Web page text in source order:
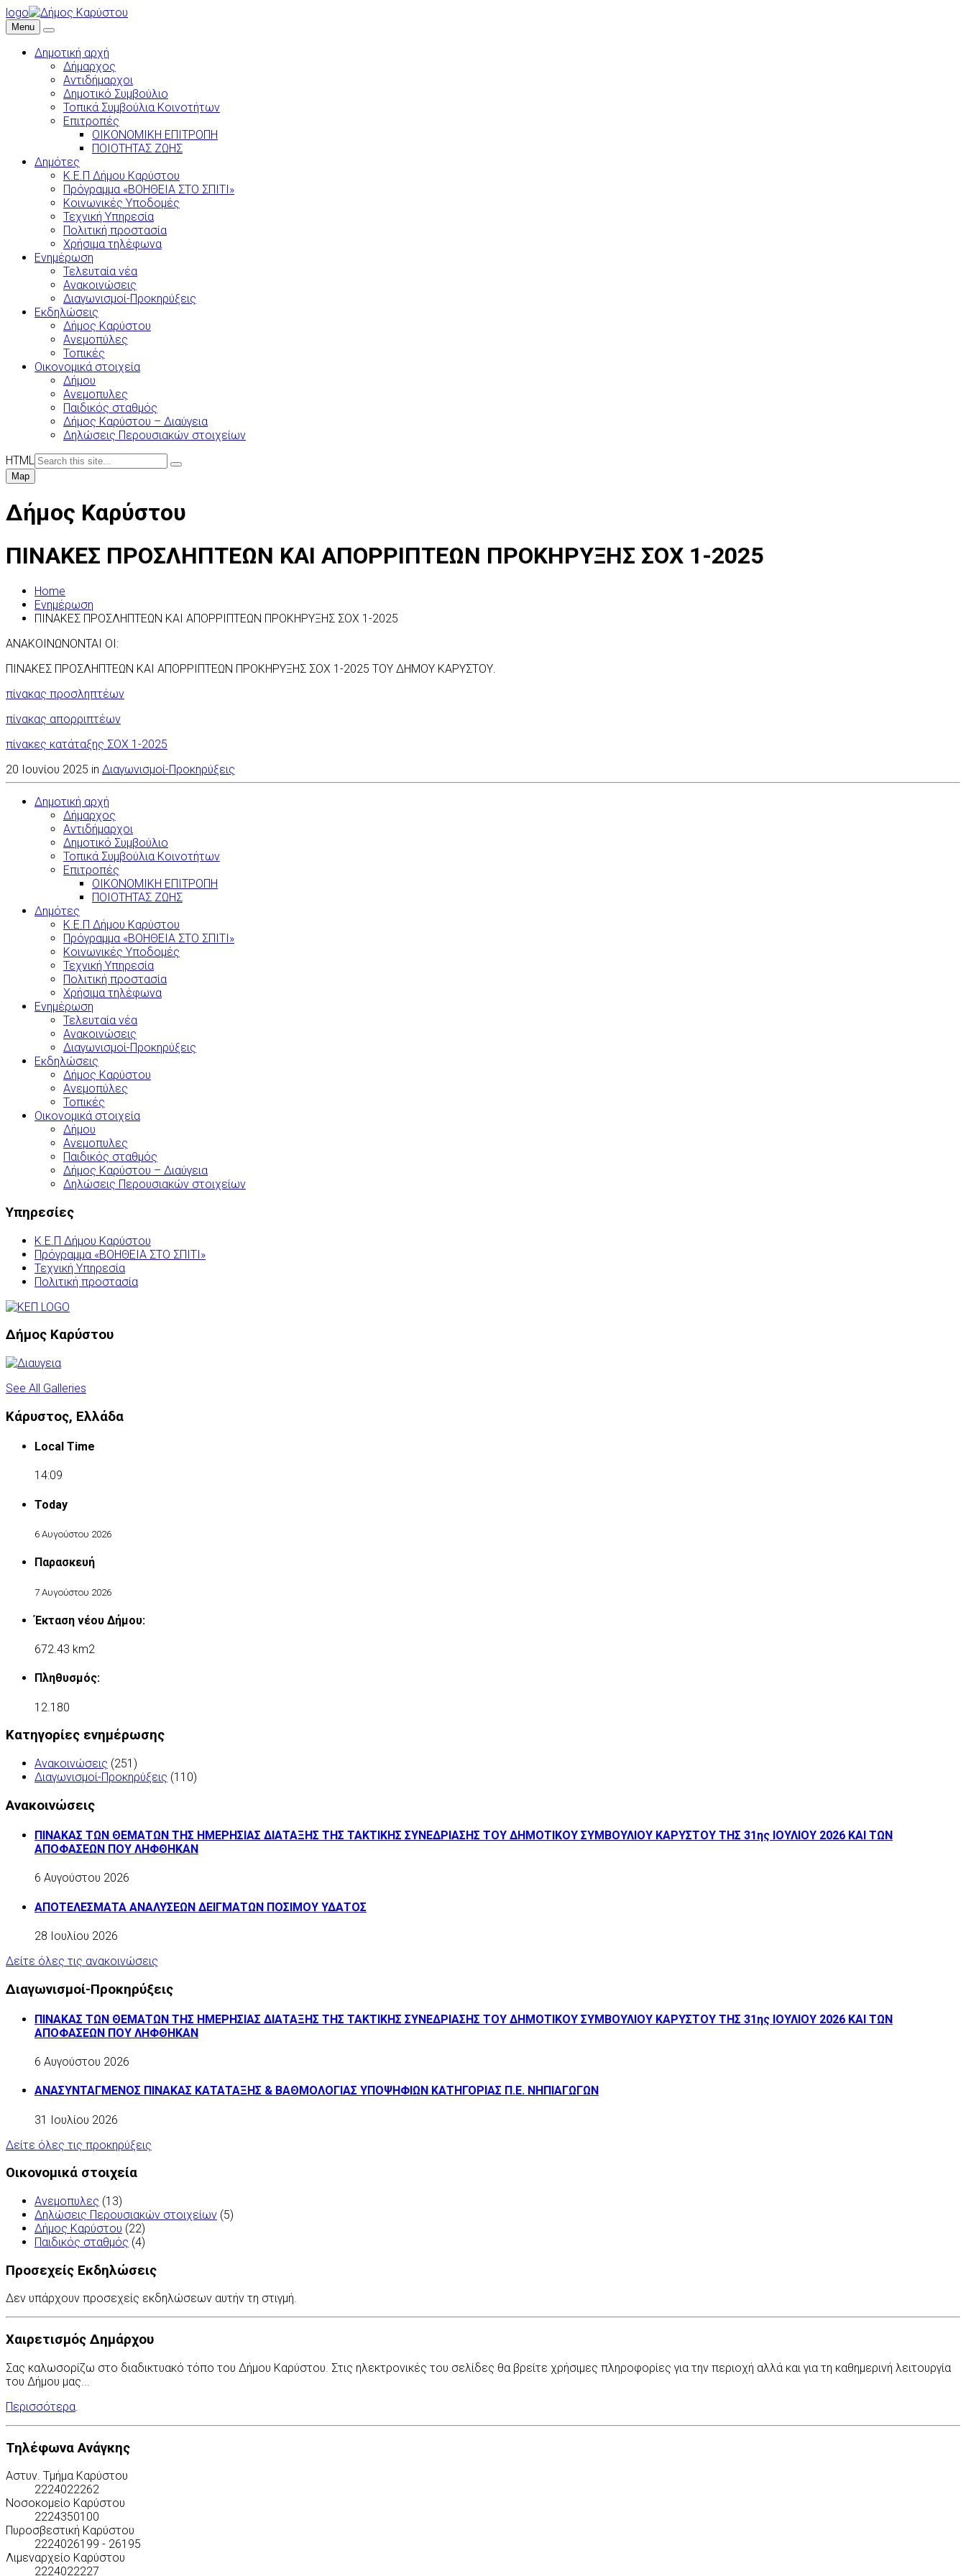
logo
Menu
Δημοτική αρχή
Δήμαρχος
Αντιδήμαρχοι
Δημοτικό Συμβούλιο
Τοπικά Συμβούλια Κοινοτήτων
Επιτροπές
ΟΙΚΟΝΟΜΙΚΗ ΕΠΙΤΡΟΠΗ
ΠΟΙΟΤΗΤΑΣ ΖΩΗΣ
Δημότες
Κ.Ε.Π Δήμου Καρύστου
Πρόγραμμα «ΒΟΗΘΕΙΑ ΣΤΟ ΣΠΙΤΙ»
Κοινωνικές Υποδομές
Τεχνική Υπηρεσία
Πολιτική προστασία
Χρήσιμα τηλέφωνα
Ενημέρωση
Τελευταία νέα
Ανακοινώσεις
Διαγωνισμοί-Προκηρύξεις
Εκδηλώσεις
Δήμος Καρύστου
Ανεμοπύλες
Τοπικές
Οικονομικά στοιχεία
Δήμου
Ανεμοπυλες
Παιδικός σταθμός
Δήμος Καρύστου – Διαύγεια
Δηλώσεις Περουσιακών στοιχείων
HTML
Map
Δήμος Καρύστου
ΠΙΝΑΚΕΣ ΠΡΟΣΛΗΠΤΕΩΝ ΚΑΙ ΑΠΟΡΡΙΠΤΕΩΝ ΠΡΟΚΗΡΥΞΗΣ ΣΟΧ 1-2025
Home
Ενημέρωση
ΠΙΝΑΚΕΣ ΠΡΟΣΛΗΠΤΕΩΝ ΚΑΙ ΑΠΟΡΡΙΠΤΕΩΝ ΠΡΟΚΗΡΥΞΗΣ ΣΟΧ 1-2025
ΑΝΑΚΟΙΝΩΝΟΝΤΑΙ ΟΙ:
ΠΙΝΑΚΕΣ ΠΡΟΣΛΗΠΤΕΩΝ ΚΑΙ ΑΠΟΡΡΙΠΤΕΩΝ ΠΡΟΚΗΡΥΞΗΣ ΣΟΧ 1-2025 ΤΟΥ ΔΗΜΟΥ ΚΑΡΥΣΤΟΥ.
πίνακας προσληπτέων
πίνακας απορριπτέων
πίνακες κατάταξης ΣΟΧ 1-2025
20 Ιουνίου 2025 in Διαγωνισμοί-Προκηρύξεις
Δημοτική αρχή
Δήμαρχος
Αντιδήμαρχοι
Δημοτικό Συμβούλιο
Τοπικά Συμβούλια Κοινοτήτων
Επιτροπές
ΟΙΚΟΝΟΜΙΚΗ ΕΠΙΤΡΟΠΗ
ΠΟΙΟΤΗΤΑΣ ΖΩΗΣ
Δημότες
Κ.Ε.Π Δήμου Καρύστου
Πρόγραμμα «ΒΟΗΘΕΙΑ ΣΤΟ ΣΠΙΤΙ»
Κοινωνικές Υποδομές
Τεχνική Υπηρεσία
Πολιτική προστασία
Χρήσιμα τηλέφωνα
Ενημέρωση
Τελευταία νέα
Ανακοινώσεις
Διαγωνισμοί-Προκηρύξεις
Εκδηλώσεις
Δήμος Καρύστου
Ανεμοπύλες
Τοπικές
Οικονομικά στοιχεία
Δήμου
Ανεμοπυλες
Παιδικός σταθμός
Δήμος Καρύστου – Διαύγεια
Δηλώσεις Περουσιακών στοιχείων
Υπηρεσίες
Κ.Ε.Π Δήμου Καρύστου
Πρόγραμμα «ΒΟΗΘΕΙΑ ΣΤΟ ΣΠΙΤΙ»
Τεχνική Υπηρεσία
Πολιτική προστασία
Δήμος Καρύστου
See All Galleries
Κάρυστος, Ελλάδα
Local Time
14:09
Today
6 Αυγούστου 2026
Παρασκευή
7 Αυγούστου 2026
Έκταση νέου Δήμου:
672.43 km2
Πληθυσμός:
12.180
Κατηγορίες ενημέρωσης
Ανακοινώσεις (251)
Διαγωνισμοί-Προκηρύξεις (110)
Ανακοινώσεις
ΠΙΝΑΚΑΣ ΤΩΝ ΘΕΜΑΤΩΝ ΤΗΣ ΗΜΕΡΗΣΙΑΣ ΔΙΑΤΑΞΗΣ ΤΗΣ ΤΑΚΤΙΚΗΣ ΣΥΝΕΔΡΙΑΣΗΣ ΤΟΥ ΔΗΜΟΤΙΚΟΥ ΣΥΜΒΟΥΛΙΟΥ ΚΑΡΥΣΤΟΥ ΤΗΣ 31ης ΙΟΥΛΙΟΥ 2026 ΚΑΙ ΤΩΝ
ΑΠΟΦΑΣΕΩΝ ΠΟΥ ΛΗΦΘΗΚΑΝ
6 Αυγούστου 2026
ΑΠΟΤΕΛΕΣΜΑΤΑ ΑΝΑΛΥΣΕΩΝ ΔΕΙΓΜΑΤΩΝ ΠΟΣΙΜΟΥ ΥΔΑΤΟΣ
28 Ιουλίου 2026
Δείτε όλες τις ανακοινώσεις
Διαγωνισμοί-Προκηρύξεις
ΠΙΝΑΚΑΣ ΤΩΝ ΘΕΜΑΤΩΝ ΤΗΣ ΗΜΕΡΗΣΙΑΣ ΔΙΑΤΑΞΗΣ ΤΗΣ ΤΑΚΤΙΚΗΣ ΣΥΝΕΔΡΙΑΣΗΣ ΤΟΥ ΔΗΜΟΤΙΚΟΥ ΣΥΜΒΟΥΛΙΟΥ ΚΑΡΥΣΤΟΥ ΤΗΣ 31ης ΙΟΥΛΙΟΥ 2026 ΚΑΙ ΤΩΝ
ΑΠΟΦΑΣΕΩΝ ΠΟΥ ΛΗΦΘΗΚΑΝ
6 Αυγούστου 2026
ΑΝΑΣΥΝΤΑΓΜΕΝΟΣ ΠΙΝΑΚΑΣ ΚΑΤΑΤΑΞΗΣ & ΒΑΘΜΟΛΟΓΙΑΣ ΥΠΟΨΗΦΙΩΝ ΚΑΤΗΓΟΡΙΑΣ Π.Ε. ΝΗΠΙΑΓΩΓΩΝ
31 Ιουλίου 2026
Δείτε όλες τις προκηρύξεις
Οικονομικά στοιχεία
Ανεμοπυλες (13)
Δηλώσεις Περουσιακών στοιχείων (5)
Δήμος Καρύστου (22)
Παιδικός σταθμός (4)
Προσεχείς Εκδηλώσεις
Δεν υπάρχουν προσεχείς εκδηλώσεων αυτήν τη στιγμή.
Χαιρετισμός Δημάρχου
Σας καλωσορίζω στο διαδικτυακό τόπο του Δήμου Καρύστου. Στις ηλεκτρονικές του σελίδες θα βρείτε χρήσιμες πληροφορίες για την περιοχή αλλά και για τη καθημερινή λειτουργία
του Δήμου μας...
Περισσότερα.
Τηλέφωνα Ανάγκης
Αστυν. Τμήμα Καρύστου
2224022262
Νοσοκομείο Καρύστου
2224350100
Πυροσβεστική Καρύστου
2224026199 - 26195
Λιμεναρχείο Καρύστου
2224022227